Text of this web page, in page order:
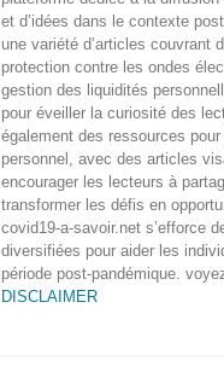
et d’idées dans le contexte
une variété d’articles couvrant
protection contre les ondes
gestion des liquidités
pour éveiller la curiosité des
également des ressources
personnel, avec des articles
encourager les lecteurs à
transformer les défis en
covid19-a-savoir.net s’efforce
diversifiées pour aider les
période post-pandémique.
DISCLAIMER